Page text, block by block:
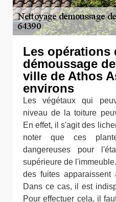
Les opérations
démoussage
ville de Athos
environs
Les végétaux qui
niveau de la toiture
En effet, il s'agit des
noter que ces
dangereuses pour
supérieure de
des fuites
Dans ce cas, il est
Pour effectuer cela, il